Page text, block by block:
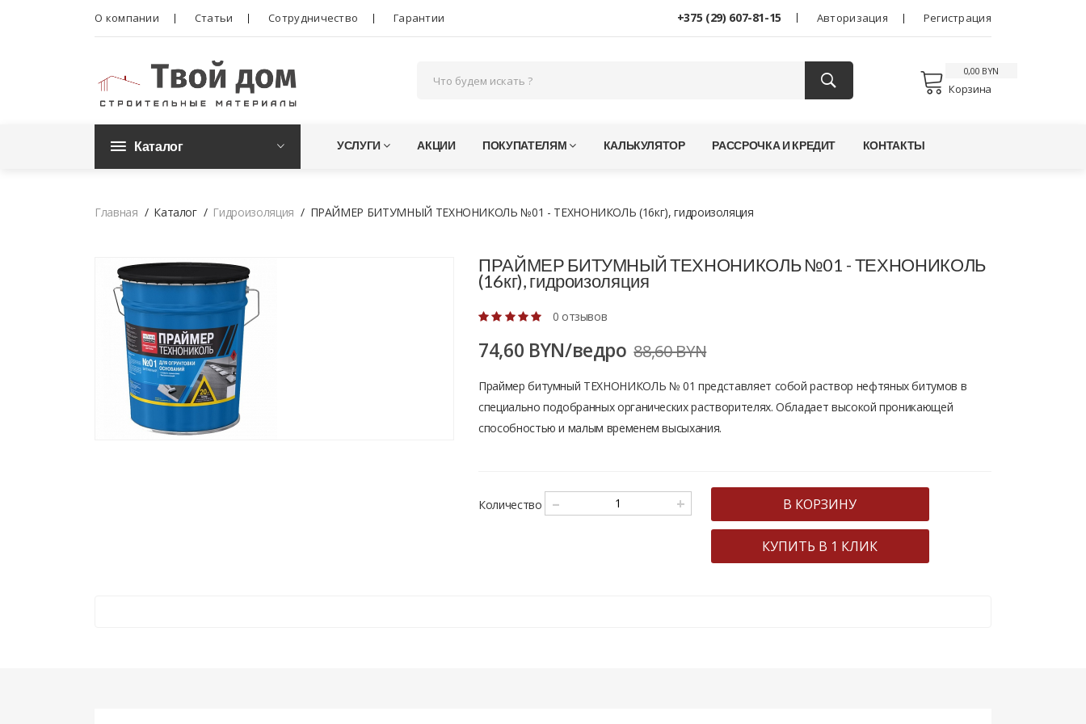
О компании Статьи Сотрудничество Гарантии +375 (29) 607-81-15 Авторизация Регистрация
Корзина
0,00 BYN
Каталог УСЛУГИ АКЦИИ ПОКУПАТЕЛЯМ КАЛЬКУЛЯТОР РАССРОЧКА И КРЕДИТ КОНТАКТЫ
Главная Каталог Гидроизоляция ПРАЙМЕР БИТУМНЫЙ ТЕХНОНИКОЛЬ №01 - ТЕХНОНИКОЛЬ (16кг), гидроизоляция
ПРАЙМЕР БИТУМНЫЙ ТЕХНОНИКОЛЬ №01 - ТЕХНОНИКОЛЬ
(16кг), гидроизоляция
0 отзывов
74,60 BYN/ведро 88,60 BYN
Праймер битумный ТЕХНОНИКОЛЬ № 01 представляет собой раствор нефтяных битумов в
специально подобранных органических растворителях. Обладает высокой проникающей
способностью и малым временем высыхания.
Количество – + В КОРЗИНУ
КУПИТЬ В 1 КЛИК